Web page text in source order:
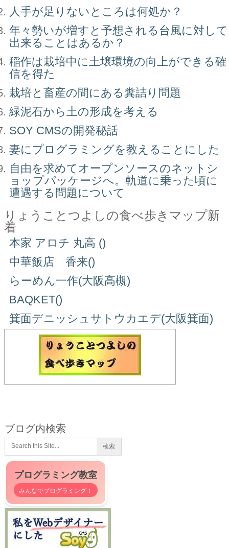
人手が足りないところは何処か？
年々勢いが増すと予想される台風に対して
出来ることはあるか？
稲作は栽培中に土壌環境の向上ができる確
信を得た
栽培と畜産の間にある糞詰り問題
緑泥石から土の形成を考える
SOY CMSの開発秘話
妻にプログラミングを教えることにした
自由を求めてオープンソースのネットシ
ョップパッケージへ。軌道に乗った頃に
遭遇する問題について
りょうことつよしの食べ歩きマップ新
着
本家 アロチ 丸高 ()
中華飯店 香来()
らーめん一作(大阪高槻)
BAQKET()
箕面デニッシュサトウカエデ(大阪箕面)
ブログ内検索
プログラミング教室
みんなでプログラミング！